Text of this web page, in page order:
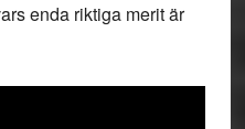
enda riktiga merit är